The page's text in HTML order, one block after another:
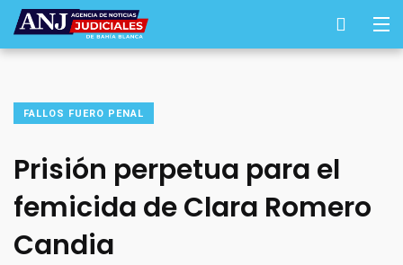
FALLOS FUERO PENAL
Prisión perpetua para el
femicida de Clara Romero
Candia